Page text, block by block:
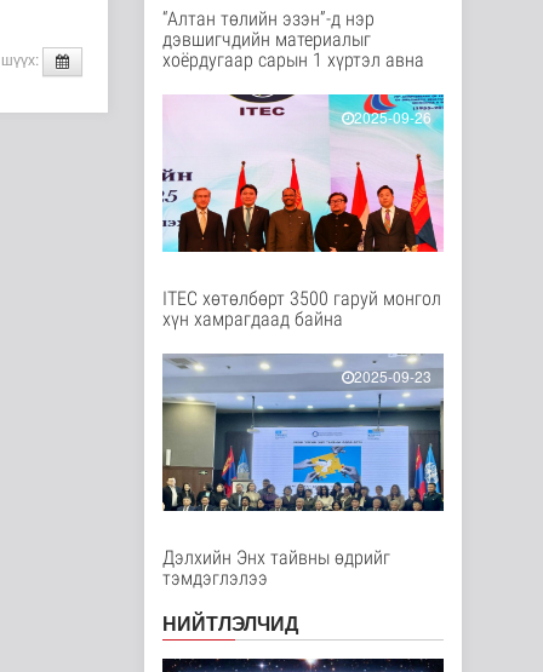
“Нүүрс пиролизийн
үйлдвэр”-ийг төр,
хувийн хэвшл..
Нийгэм
2 цаг 2 минутын өмнө
Цэнхэр бүсэд гал
түймэр гарсан үед
хариу арга хэ..
Нийгэм
2 цаг 16 минутын өмнө
COP17 ба COP31
хурлын уялдаа нь Р..
Хийлдэг завь, гудас,
хөвөгч тоглоом биш
Эрүүл мэнд
Нийслэлийн
Нийгэм
“Алтан төлийн эзэн”-д нэр
дэвшигчдийн материалыг
хоёрдугаар сарын 1 хүртэл авна
2025-09-26
ITEC хөтөлбөрт 3500 гаруй монгол
хүн хамрагдаад байна
2025-09-23
Дэлхийн Энх тайвны өдрийг
тэмдэглэлээ
НИЙТЛЭЛЧИД